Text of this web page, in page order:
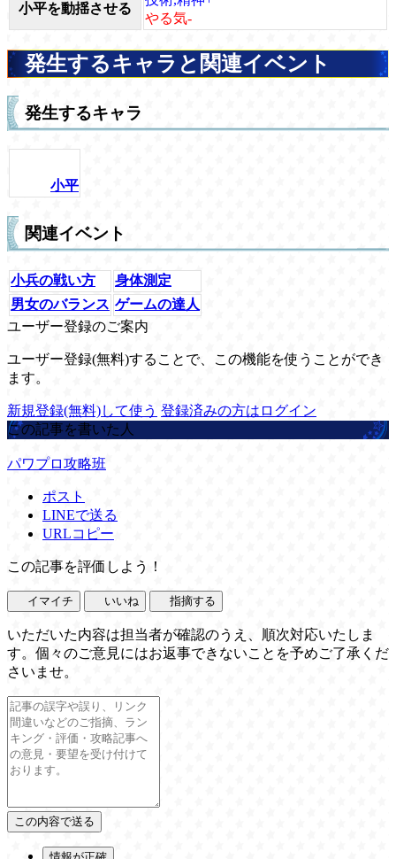
小平を動揺させる
やる気-
発生するキャラと関連イベント
発生するキャラ
小平
関連イベント
小兵の戦い方
身体測定
男女のバランス ゲームの達人
ユーザー登録のご案内
ユーザー登録(無料)することで、この機能を使うことができ
ます。
新規登録(無料)して使う 登録済みの方はログイン
この記事を書いた人
パワプロ攻略班
ポスト
LINEで送る
URLコピー
この記事を評価しよう！
イマイチ いいね 指摘する
いただいた内容は担当者が確認のうえ、順次対応いたしま
す。個々のご意見にはお返事できないことを予めご了承くだ
さいませ。